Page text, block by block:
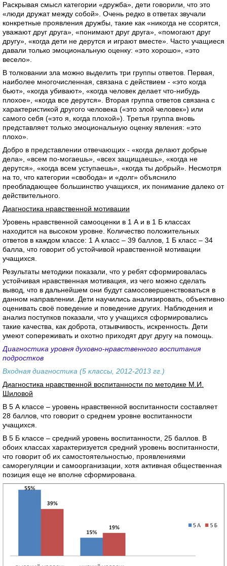
Раскрывая смысл категории «дружба», дети говорили, что это
«люди дружат между собой». Очень редко в ответах звучали
конкретные проявления дружбы, такие как «никогда не ссорятся,
уважают друг друга», «понимают друг друга», «помогают друг
другу», «когда дети не дерутся и играют вместе». Часто учащиеся
давали только эмоциональную оценку: «это хорошо», «это
весело».
В толковании зла можно выделить три группы ответов. Первая,
наиболее многочисленная, связана с действием - «это когда
бьют», «когда убивают», «когда человек делает что-нибудь
плохое», «когда все дерутся». Вторая группа ответов связана с
характеристикой другого человека («это злой человек») или
самого себя («это я, когда плохой»). Третья группа вновь
представляет только эмоциональную оценку явления: «это
плохо».
Добро в представлении отвечающих - «когда делают добрые
дела», «всем по-могаешь», «всех защищаешь», «когда не
дерутся», «когда всем уступаешь», «когда ты добрый». Несмотря
на то, что категории «свобода» и «долг» объяснило
преобладающее большинство учащихся, их понимание далеко от
действительного.
Диагностика нравственной мотивации
Уровень нравственной самооценки в 1 А и в 1 Б классах
находится на высоком уровне. Количество положительных
ответов в каждом классе: 1 А класс – 39 баллов, 1 Б класс – 34
балла, что говорит об устойчивой нравственной мотивации
учащихся.
Результаты методики показали, что у ребят сформировалась
устойчивая нравственная мотивация, из чего можно сделать
вывод, что в дальнейшем они будут самосовершенствоваться в
данном направлении. Дети научились анализировать, объективно
оценивать своё поведение и поведение других. Наблюдения и
анализ поступков показали, что у учащихся сформировались
такие качества, как доброта, отзывчивость, искренность. Дети
умеют сопереживать и охотно приходят друг другу на помощь.
Диагностика уровня духовно-нравственного воспитания
подростков
Входная диагностика (5 классы, 2012-2013 гг.)
Диагностика нравственной воспитанности по методике М.И.
Шиловой
В 5 А классе – уровень нравственной воспитанности составляет
28 баллов, что говорит о среднем уровне воспитанности
учащихся.
В 5 Б классе – средний уровень воспитанности, 25 баллов. В
обоих классах характеризуется средний уровень воспитанности,
что говорит об их самостоятельностью, проявлениями
саморегуляции и самоорганизации, хотя активная общественная
позиция еще не вполне сформирована.